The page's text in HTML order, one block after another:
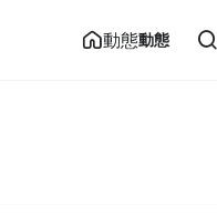
動態動態